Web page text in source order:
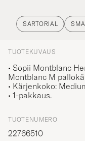
SARTORIAL
TUOTEKUVAUS
• Sopii Montblanc
Montblanc M
• Kärjenkoko:
• 1-pakkaus.
TUOTENUMERO
22766510